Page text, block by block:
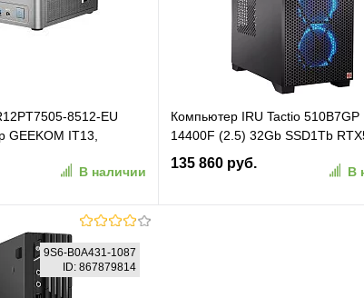
8512-EU
IT13,
161-EU, Intel i5-
WIN11 ProВ наличии
В корзину
Компьютер IRU Tactio 510B7GP
14400F (2.5) 32Gb SSD1Tb
8Gb FreeDOS GbitEth 650W
(RUS) (2146237)
135 860 руб.
В
9S6-B0A431-1087
ID: 867879814